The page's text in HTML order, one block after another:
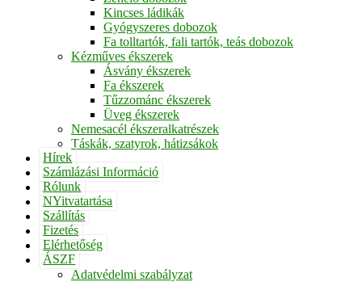
Kincses ládikák
Gyógyszeres dobozok
Fa tolltartók, fali tartók, teás dobozok
Kézműves ékszerek
Ásvány ékszerek
Fa ékszerek
Tűzzománc ékszerek
Üveg ékszerek
Nemesacél ékszeralkatrészek
Táskák, szatyrok, hátizsákok
Hírek
Számlázási Információ
Rólunk
NYitvatartása
Szállítás
Fizetés
Elérhetőség
ÁSZF
Adatvédelmi szabályzat